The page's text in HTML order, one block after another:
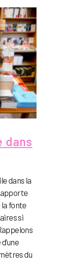
dans
dans la
fonte
si
du